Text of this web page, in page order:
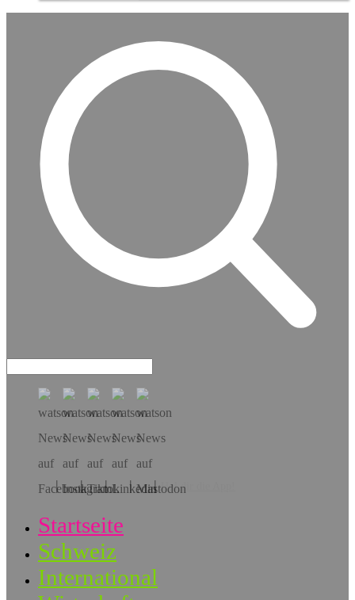
Hol dir die App!
Startseite
Schweiz
International